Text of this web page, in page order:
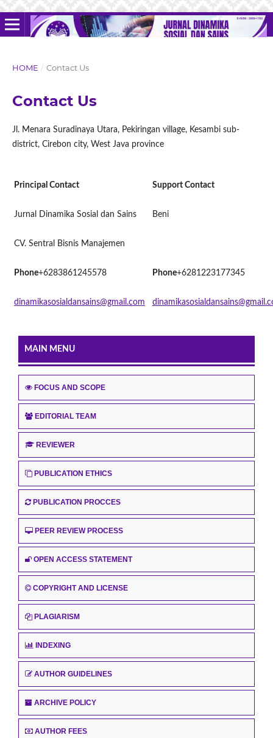
HOME / Contact Us
Contact Us
Jl. Menara Suradinaya Utara, Pekiringan village, Kesambi sub-
district, Cirebon city, West Java province
Principal Contact Support Contact
Jurnal Dinamika Sosial dan Sains Beni
CV. Sentral Bisnis Manajemen
Phone+6283861245578 Phone+6281223177345
dinamikasosialdansains@gmail.com
MAIN MENU
FOCUS AND SCOPE
EDITORIAL TEAM
REVIEWER
PUBLICATION ETHICS
PUBLICATION PROCCES
PEER REVIEW PROCESS
OPEN ACCESS STATEMENT
COPYRIGHT AND LICENSE
PLAGIARISM
INDEXING
AUTHOR GUIDELINES
ARCHIVE POLICY
AUTHOR FEES